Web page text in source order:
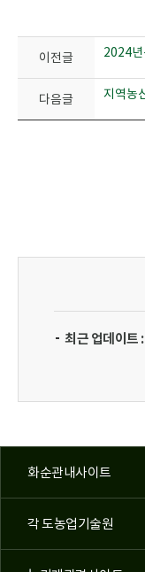
이전글
다음글
최근 업데이트 :
화순관내사이트
각 도농업기술원